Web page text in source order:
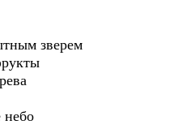
зверем
небо